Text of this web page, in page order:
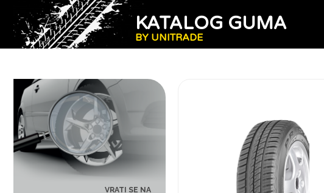
KATALOG GUMA
BY UNITRADE
VRATI SE NA